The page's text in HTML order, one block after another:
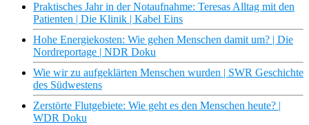
Praktisches Jahr in der Notaufnahme: Teresas Alltag mit den
Patienten | Die Klinik | Kabel Eins
Hohe Energiekosten: Wie gehen Menschen damit um? | Die
Nordreportage | NDR Doku
Wie wir zu aufgeklärten Menschen wurden | SWR Geschichte
des Südwestens
Zerstörte Flutgebiete: Wie geht es den Menschen heute? |
WDR Doku